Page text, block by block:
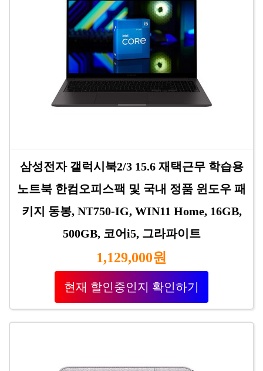
삼성전자 갤럭시북2/3 15.6 재택근무 학습용
노트북 한컴오피스팩 및 국내 정품 윈도우 패
키지 동봉, NT750-IG, WIN11 Home, 16GB,
500GB, 코어i5, 그라파이트
1,129,000원
현재 할인중인지 확인하기